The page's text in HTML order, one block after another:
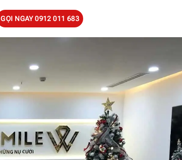
GỌI NGAY0912 011 683